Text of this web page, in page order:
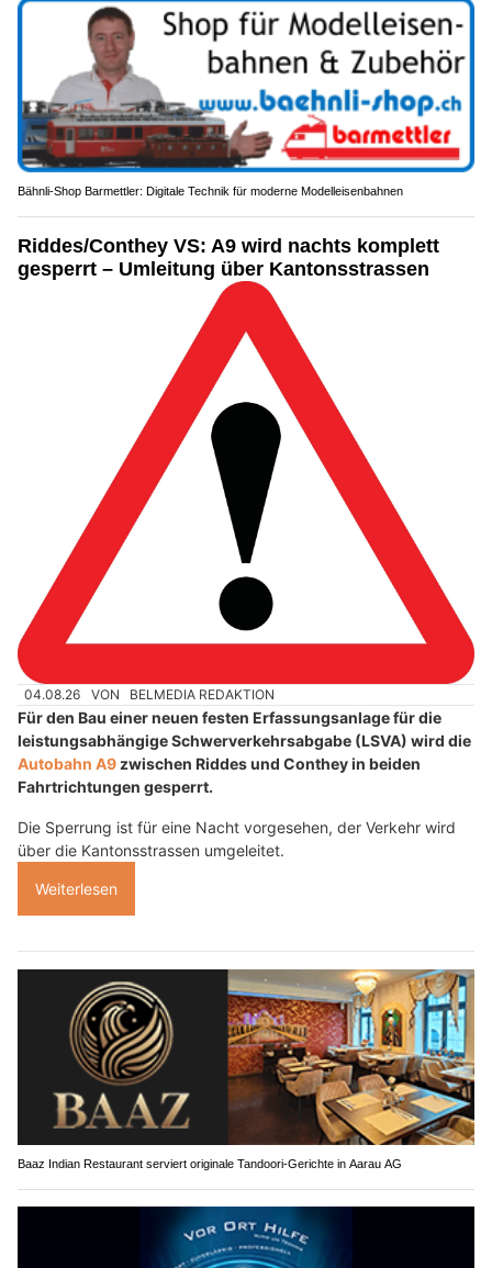
Bähnli-Shop Barmettler: Digitale Technik für moderne Modelleisenbahnen
Riddes/Conthey VS: A9 wird nachts komplett
gesperrt – Umleitung über Kantonsstrassen
04.08.26 VON BELMEDIA REDAKTION
Für den Bau einer neuen festen Erfassungsanlage für die
leistungsabhängige Schwerverkehrsabgabe (LSVA) wird die
Autobahn A9 zwischen Riddes und Conthey in beiden
Fahrtrichtungen gesperrt.
Die Sperrung ist für eine Nacht vorgesehen, der Verkehr wird
über die Kantonsstrassen umgeleitet.
Weiterlesen
Baaz Indian Restaurant serviert originale Tandoori-Gerichte in Aarau AG